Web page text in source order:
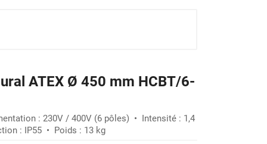
-20%
ATEX Ø 450 mm HCBT/6-
: 230V / 400V (6 pôles) • Intensité : 1,4
: IP55 • Poids : 13 kg